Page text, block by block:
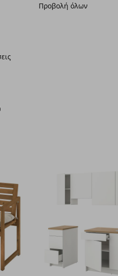
Προβολή όλων